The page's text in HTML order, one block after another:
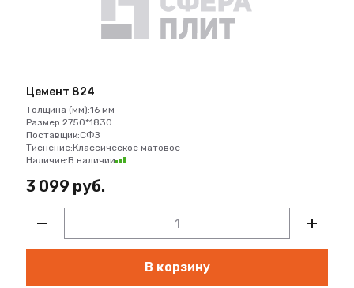
Цемент 824
Толщина (мм):16 мм
Размер:2750*1830
Поставщик:СФЗ
Тиснение:Классическое матовое
Наличие:В наличии
3 099 руб.
В корзину